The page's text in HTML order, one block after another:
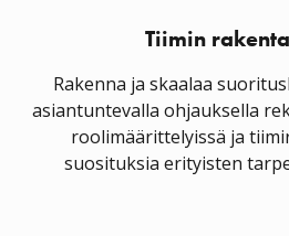
Tiimin
Rakenna ja skaalaa
asiantuntevalla ohjauksella
roolimäärittelyissä ja
suosituksia erityisten